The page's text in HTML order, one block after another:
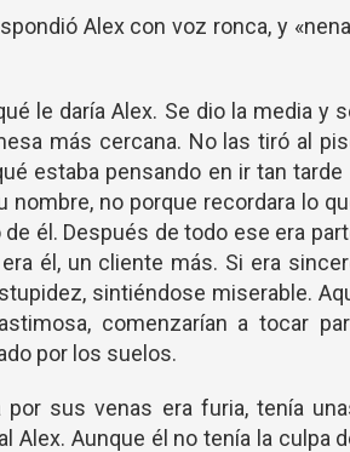
Alex con voz ronca, y
le daría Alex. Se dio la media y
más cercana. No las tiró al
estaba pensando en ir tan tarde
nombre, no porque recordara lo
él. Después de todo ese era
él, un cliente más. Si era
sintiéndose miserable.
comenzarían a tocar
por los suelos.
sus venas era furia, tenía
Alex. Aunque él no tenía la culpa